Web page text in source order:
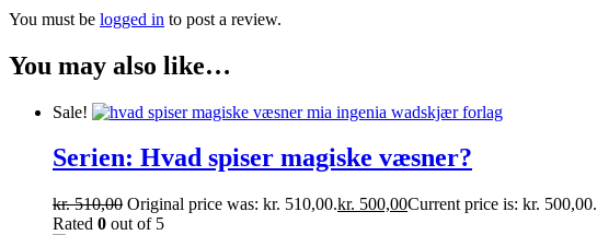
You must be logged in to post a review.
You may also like…
Sale!
Serien: Hvad spiser magiske væsner?
kr.510,00 Original price was: kr. 510,00.kr. 500,00Current price is: kr. 500,00.
Rated 0 out of 5